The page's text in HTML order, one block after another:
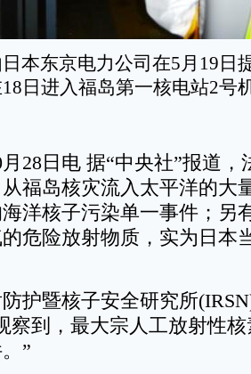
本东京电力公司在5月19日
日进入福岛第一核电站2号
日电 据“中央社”报道，
福岛核灾流入太平洋的大
洋核子污染单一事件；另
危险放射物质，实为日本
暨核子安全研究所
察到，最大宗人工放射性
”